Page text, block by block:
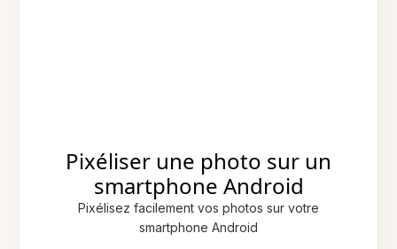
Pixéliser une photo sur un
smartphone Android
Pixélisez facilement vos photos sur votre
smartphone Android